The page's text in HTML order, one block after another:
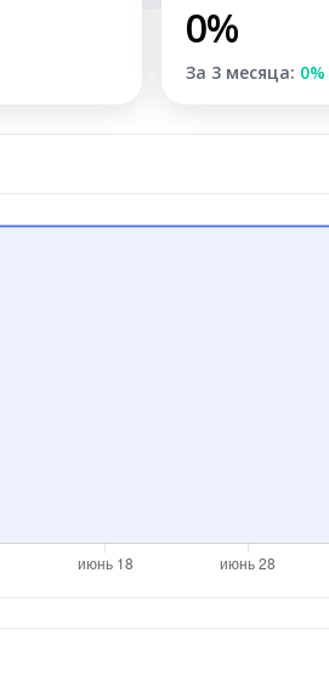
0%
За 3 месяца: 0%